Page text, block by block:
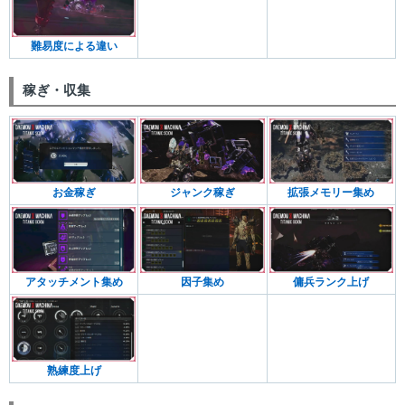
難易度による違い
稼ぎ・収集
お金稼ぎ ジャンク稼ぎ 拡張メモリー集め
アタッチメント集め 因子集め 傭兵ランク上げ
熟練度上げ